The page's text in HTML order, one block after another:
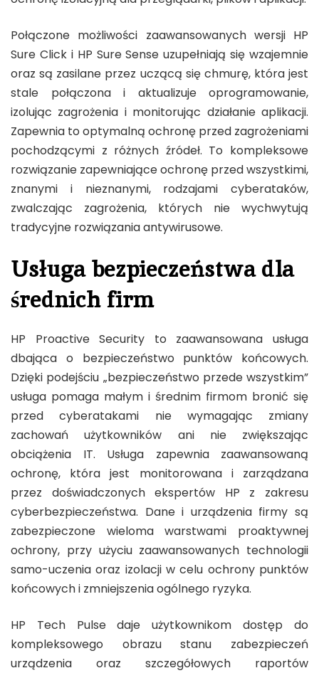
Połączone możliwości zaawansowanych wersji HP
Sure Click i HP Sure Sense uzupełniają się wzajemnie
oraz są zasilane przez uczącą się chmurę, która jest
stale połączona i aktualizuje oprogramowanie,
izolując zagrożenia i monitorując działanie aplikacji.
Zapewnia to optymalną ochronę przed zagrożeniami
pochodzącymi z różnych źródeł. To kompleksowe
rozwiązanie zapewniające ochronę przed wszystkimi,
znanymi i nieznanymi, rodzajami cyberataków,
zwalczając zagrożenia, których nie wychwytują
tradycyjne rozwiązania antywirusowe.
Usługa bezpieczeństwa dla
średnich firm
HP Proactive Security to zaawansowana usługa
dbająca o bezpieczeństwo punktów końcowych.
Dzięki podejściu „bezpieczeństwo przede wszystkim”
usługa pomaga małym i średnim firmom bronić się
przed cyberatakami nie wymagając zmiany
zachowań użytkowników ani nie zwiększając
obciążenia IT. Usługa zapewnia zaawansowaną
ochronę, która jest monitorowana i zarządzana
przez doświadczonych ekspertów HP z zakresu
cyberbezpieczeństwa. Dane i urządzenia firmy są
zabezpieczone wieloma warstwami proaktywnej
ochrony, przy użyciu zaawansowanych technologii
samo-uczenia oraz izolacji w celu ochrony punktów
końcowych i zmniejszenia ogólnego ryzyka.
HP Tech Pulse daje użytkownikom dostęp do
kompleksowego obrazu stanu zabezpieczeń
urządzenia oraz szczegółowych raportów